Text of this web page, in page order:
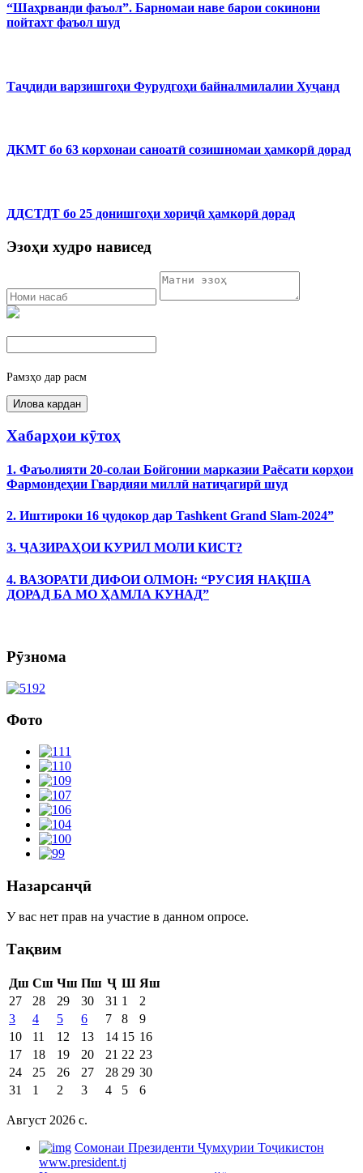
“Шаҳрванди фаъол”. Барномаи наве барои сокинони
пойтахт фаъол шуд
Таҷдиди варзишгоҳи Фурудгоҳи байналмилалии Хуҷанд
ДКМТ бо 63 корхонаи саноатӣ созишномаи ҳамкорӣ дорад
ДДСТДТ бо 25 донишгоҳи хориҷӣ ҳамкорӣ дорад
Эзоҳи худро нависед
Рамзҳо дар расм
Хабарҳои кӯтоҳ
1. Фаъолияти 20-солаи Бойгонии марказии Раёсати корҳои
Фармондеҳии Гвардияи миллӣ натиҷагирӣ шуд
2. Иштироки 16 ҷудокор дар Tashkent Grand Slam-2024”
3. ҶАЗИРАҲОИ КУРИЛ МОЛИ КИСТ?
4. ВАЗОРАТИ ДИФОИ ОЛМОН: “РУСИЯ НАҚША
ДОРАД БА МО ҲАМЛА КУНАД”
Рӯзнома
Фото
Назарсанҷӣ
У вас нет прав на участие в данном опросе.
Тақвим
Дш Сш Чш Пш Ҷ Ш Яш
27
28 29 30 31 1
2
3
4 5 6 7 8
9
10
11 12 13 14 15 16
17
18 19 20 21 22 23
24
25 26 27 28 29 30
31
1 2 3 4 5 6
Август 2026 c.
Cомонаи Президенти Ҷумҳурии Тоҷикистон
www.president.tj